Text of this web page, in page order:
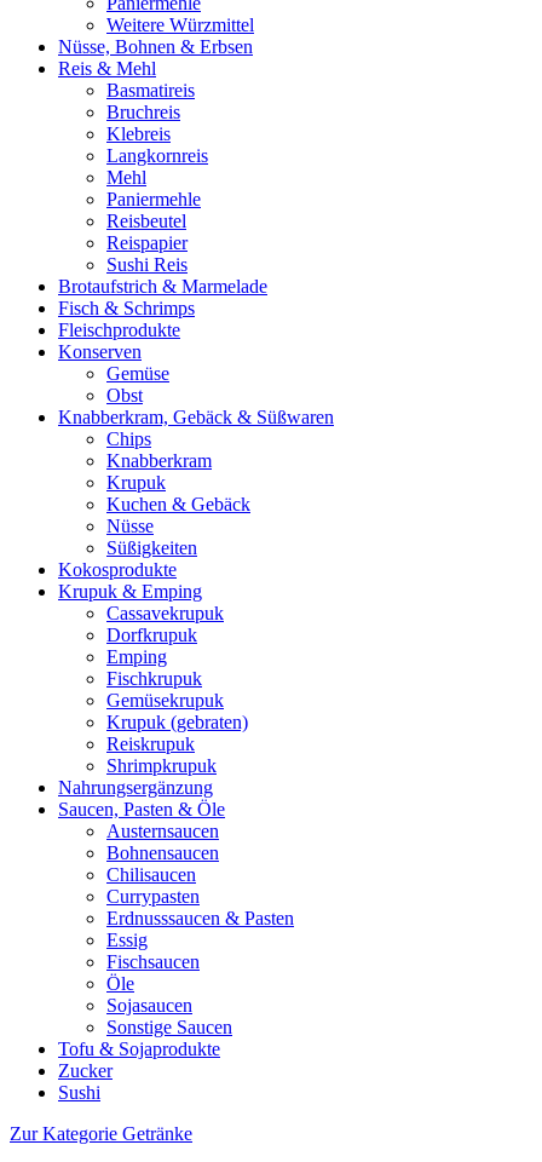
Weitere Würzmittel
Nüsse, Bohnen & Erbsen
Reis & Mehl
Basmatireis
Bruchreis
Klebreis
Langkornreis
Mehl
Paniermehle
Reisbeutel
Reispapier
Sushi Reis
Brotaufstrich & Marmelade
Fisch & Schrimps
Fleischprodukte
Konserven
Gemüse
Obst
Knabberkram, Gebäck & Süßwaren
Chips
Knabberkram
Krupuk
Kuchen & Gebäck
Nüsse
Süßigkeiten
Kokosprodukte
Krupuk & Emping
Cassavekrupuk
Dorfkrupuk
Emping
Fischkrupuk
Gemüsekrupuk
Krupuk (gebraten)
Reiskrupuk
Shrimpkrupuk
Nahrungsergänzung
Saucen, Pasten & Öle
Austernsaucen
Bohnensaucen
Chilisaucen
Currypasten
Erdnusssaucen & Pasten
Essig
Fischsaucen
Öle
Sojasaucen
Sonstige Saucen
Tofu & Sojaprodukte
Zucker
Sushi
Zur Kategorie Getränke